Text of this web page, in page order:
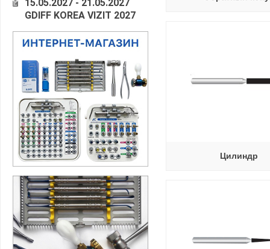
15.05.2027 - 21.05.2027
GDIFF KOREA VIZIT 2027
Цилиндр